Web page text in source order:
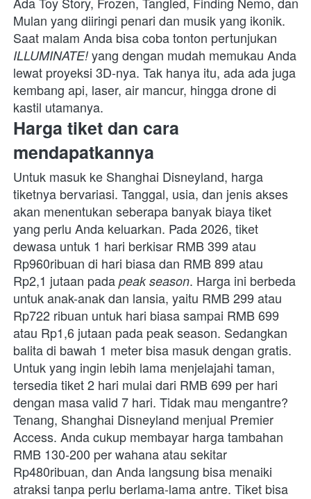
Mulan yang diiringi penari dan musik yang ikonik.
ILLUMINATE! yang dengan mudah memukau Anda
lewat proyeksi 3D-nya. Tak hanya itu, ada ada juga
kembang api, laser, air mancur, hingga drone di
kastil utamanya.
Harga tiket dan cara
mendapatkannya
Untuk masuk ke Shanghai Disneyland, harga
tiketnya bervariasi. Tanggal, usia, dan jenis akses
akan menentukan seberapa banyak biaya tiket
yang perlu Anda keluarkan. Pada 2026, tiket
dewasa untuk 1 hari berkisar RMB 399 atau
Rp960ribuan di hari biasa dan RMB 899 atau
Rp2,1 jutaan pada peak season. Harga ini berbeda
untuk anak-anak dan lansia, yaitu RMB 299 atau
Rp722 ribuan untuk hari biasa sampai RMB 699
atau Rp1,6 jutaan pada peak season. Sedangkan
balita di bawah 1 meter bisa masuk dengan gratis.
Untuk yang ingin lebih lama menjelajahi taman,
tersedia tiket 2 hari mulai dari RMB 699 per hari
dengan masa valid 7 hari. Tidak mau mengantre?
Tenang, Shanghai Disneyland menjual Premier
Access. Anda cukup membayar harga tambahan
RMB 130-200 per wahana atau sekitar
Rp480ribuan, dan Anda langsung bisa menaiki
atraksi tanpa perlu berlama-lama antre. Tiket bisa